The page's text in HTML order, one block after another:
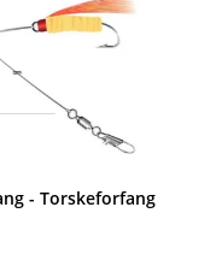
- Torskeforfang